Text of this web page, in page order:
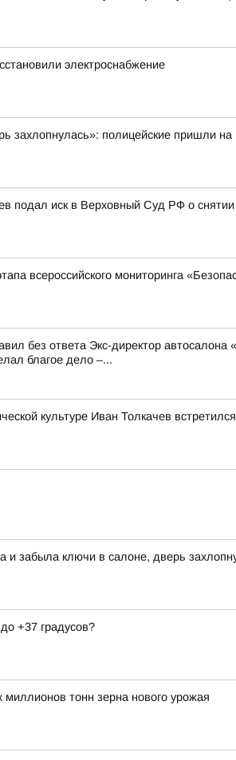
электроснабжение
захлопнулась»: полицейские пришли
подал иск в Верховный Суд РФ о
всероссийского мониторинга
без ответа Экс-директор
благое дело –...
культуре Иван Толкачев
и забыла ключи в салоне, дверь
+37 градусов?
тонн зерна нового урожая